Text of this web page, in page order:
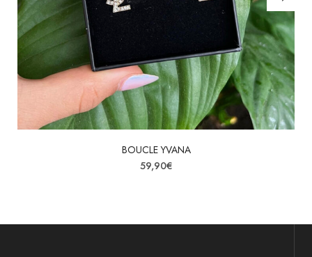
BOUCLE YVANA
59,90€